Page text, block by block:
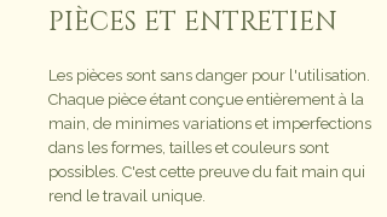
PIÈCES ET ENTRETIEN
Les pièces sont sans danger pour l'utilisation.
Chaque pièce étant conçue entièrement à la
main, de minimes variations et imperfections
dans les formes, tailles et couleurs sont
possibles. C'est cette preuve du fait main qui
rend le travail unique.